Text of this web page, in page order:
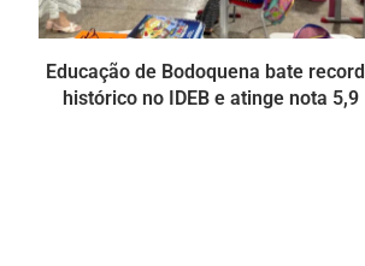
Educação de Bodoquena bate
histórico no IDEB e atinge nota 5,9